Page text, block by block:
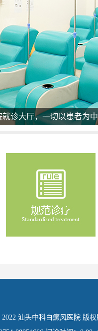
就诊大厅，一切以患者为
汕头中科白癜风医院 版权